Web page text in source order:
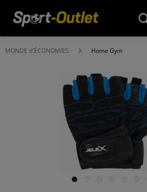
MONDE d'ÉCONOMIES Home Gym